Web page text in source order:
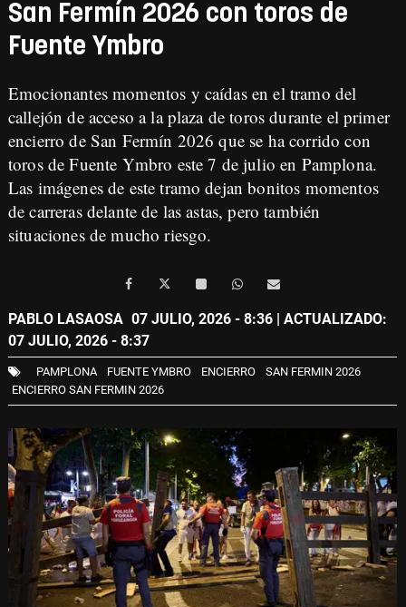
San Fermín 2026 con toros de
Fuente Ymbro
Emocionantes momentos y caídas en el tramo del
callejón de acceso a la plaza de toros durante el primer
encierro de San Fermín 2026 que se ha corrido con
toros de Fuente Ymbro este 7 de julio en Pamplona.
Las imágenes de este tramo dejan bonitos momentos
de carreras delante de las astas, pero también
situaciones de mucho riesgo.
PABLO LASAOSA 07 JULIO, 2026 - 8:36 | ACTUALIZADO:
07 JULIO, 2026 - 8:37
PAMPLONA FUENTE YMBRO ENCIERRO
SAN FERMIN 2026
ENCIERRO SAN FERMIN 2026